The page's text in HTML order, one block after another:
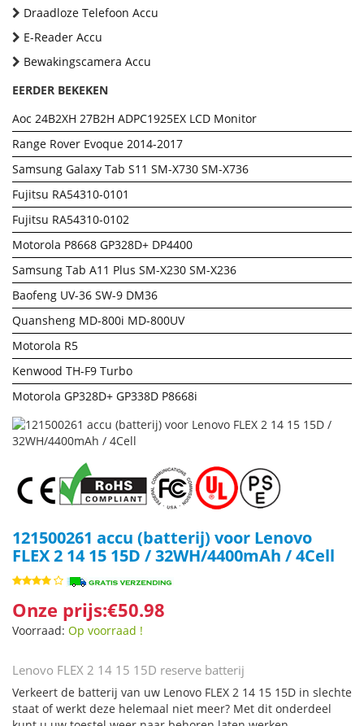
Draadloze Telefoon Accu
E-Reader Accu
Bewakingscamera Accu
EERDER BEKEKEN
Aoc 24B2XH 27B2H ADPC1925EX LCD Monitor
Range Rover Evoque 2014-2017
Samsung Galaxy Tab S11 SM-X730 SM-X736
Fujitsu RA54310-0101
Fujitsu RA54310-0102
Motorola P8668 GP328D+ DP4400
Samsung Tab A11 Plus SM-X230 SM-X236
Baofeng UV-36 SW-9 DM36
Quansheng MD-800i MD-800UV
Motorola R5
Kenwood TH-F9 Turbo
Motorola GP328D+ GP338D P8668i
121500261 accu (batterij) voor Lenovo
FLEX 2 14 15 15D / 32WH/4400mAh / 4Cell
Onze prijs:€50.98
Voorraad: Op voorraad !
Lenovo FLEX 2 14 15 15D reserve batterij
Verkeert de batterij van uw Lenovo FLEX 2 14 15 15D in slechte
staat of werkt deze helemaal niet meer? Met dit onderdeel